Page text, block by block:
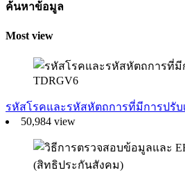
ค้นหาข้อมูล
Most view
รหัสโรคและรหัสหัตถการที่มีการปรับ
50,984 view